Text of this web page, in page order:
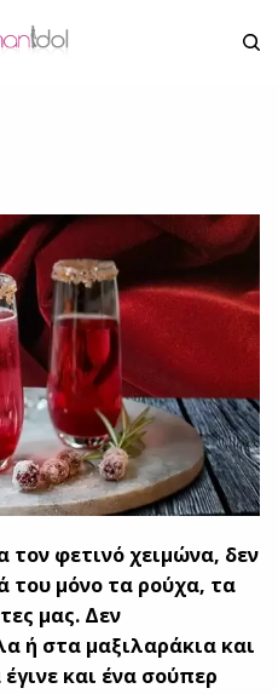
τον φετινό χειμώνα, δεν
του μόνο τα ρούχα, τα
μας. Δεν
ή στα μαξιλαράκια και
και ένα σούπερ